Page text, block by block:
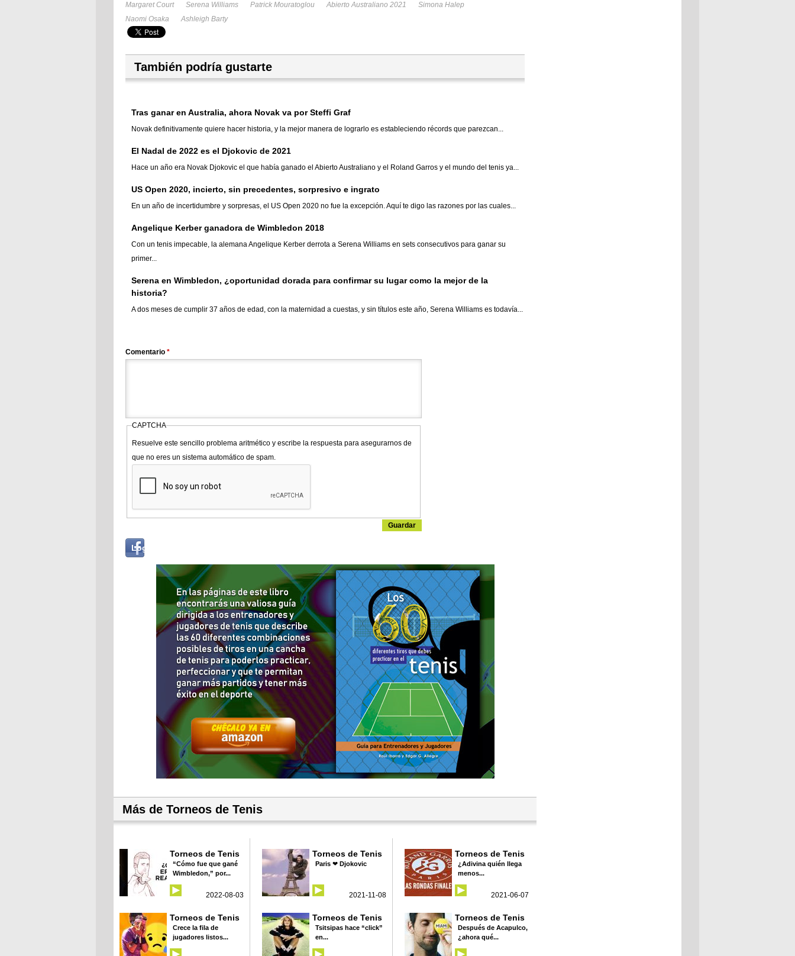
Margaret Court Serena Williams Patrick Mouratoglou Abierto Australiano 2021
Simona Halep
Naomi Osaka
Ashleigh Barty
También podría gustarte
Tras ganar en Australia, ahora Novak va por Steffi Graf
Novak definitivamente quiere hacer historia, y la mejor manera de lograrlo es estableciendo récords que parezcan...
El Nadal de 2022 es el Djokovic de 2021
Hace un año era Novak Djokovic el que había ganado el Abierto Australiano y el Roland Garros y el mundo del tenis ya...
US Open 2020, incierto, sin precedentes, sorpresivo e ingrato
En un año de incertidumbre y sorpresas, el US Open 2020 no fue la excepción. Aquí te digo las razones por las cuales...
Angelique Kerber ganadora de Wimbledon 2018
Con un tenis impecable, la alemana Angelique Kerber derrota a Serena Williams en sets consecutivos para ganar su
primer...
Serena en Wimbledon, ¿oportunidad dorada para confirmar su lugar como la mejor de la
historia?
A dos meses de cumplir 37 años de edad, con la maternidad a cuestas, y sin títulos este año, Serena Williams es todavía...
Comentario *
CAPTCHA
Resuelve este sencillo problema aritmético y escribe la respuesta para asegurarnos de
que no eres un sistema automático de spam.
Log in with...
Más de Torneos de Tenis
Torneos de Tenis
“Cómo fue que gané
Wimbledon,” por...
2022-08-03
Torneos de Tenis
Paris ❤ Djokovic
2021-11-08
Torneos de Tenis
¿Adivina quién llega
menos...
2021-06-07
Torneos de Tenis
Crece la fila de
jugadores listos...
Torneos de Tenis
Tsitsipas hace “click”
en...
Torneos de Tenis
Después de Acapulco,
¿ahora qué...